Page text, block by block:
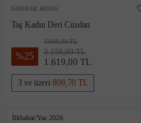
GEORGE HOGG
Taş Kadın Deri Cüzdan
%25
2.699,00 TL
2.159,00 TL
1.619,00 TL
3 ve üzeri 809,70 TL
İlkbahar/Yaz 2026